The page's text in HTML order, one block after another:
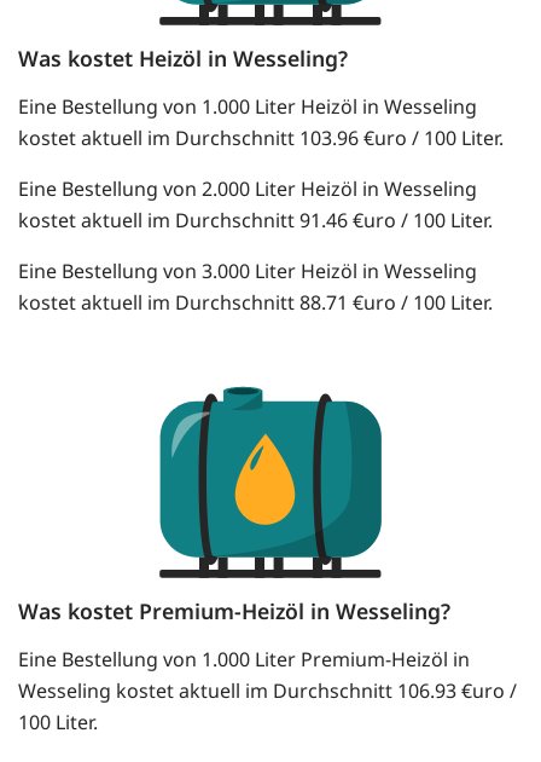
Was kostet Heizöl in Wesseling?
Eine Bestellung von 1.000 Liter Heizöl in Wesseling
kostet aktuell im Durchschnitt 103.96 €uro / 100 Liter.
Eine Bestellung von 2.000 Liter Heizöl in Wesseling
kostet aktuell im Durchschnitt 91.46 €uro / 100 Liter.
Eine Bestellung von 3.000 Liter Heizöl in Wesseling
kostet aktuell im Durchschnitt 88.71 €uro / 100 Liter.
Was kostet Premium-Heizöl in Wesseling?
Eine Bestellung von 1.000 Liter Premium-Heizöl in
Wesseling kostet aktuell im Durchschnitt 106.93 €uro /
100 Liter.